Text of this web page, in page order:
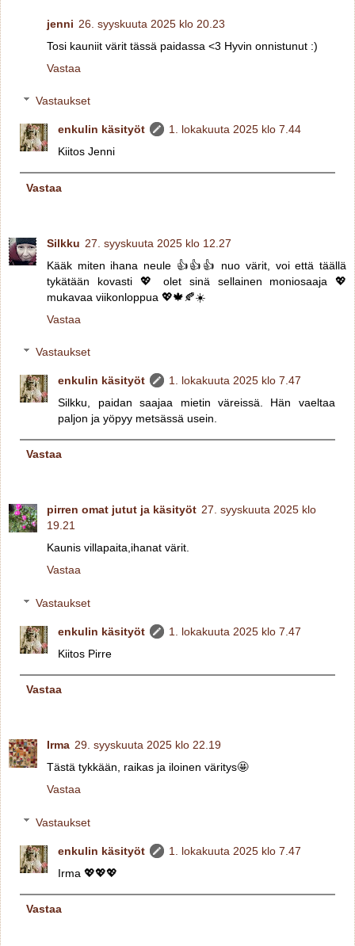
jenni 26. syyskuuta 2025 klo 20.23
Tosi kauniit värit tässä paidassa <3 Hyvin onnistunut :)
Vastaa
Vastaukset
enkulin käsityöt
1. lokakuuta 2025 klo 7.44
Kiitos Jenni
Vastaa
Silkku 27. syyskuuta 2025 klo 12.27
Kääk miten ihana neule 👍👍👍 nuo värit, voi että täällä
tykätään kovasti 💖 olet sinä sellainen moniosaaja 💖
mukavaa viikonloppua 💖🍁🍂☀️
Vastaa
Vastaukset
enkulin käsityöt
1. lokakuuta 2025 klo 7.47
Silkku, paidan saajaa mietin väreissä. Hän vaeltaa
paljon ja yöpyy metsässä usein.
Vastaa
pirren omat jutut ja käsityöt 27. syyskuuta 2025 klo
19.21
Kaunis villapaita,ihanat värit.
Vastaa
Vastaukset
enkulin käsityöt
1. lokakuuta 2025 klo 7.47
Kiitos Pirre
Vastaa
Irma 29. syyskuuta 2025 klo 22.19
Tästä tykkään, raikas ja iloinen väritys🤩
Vastaa
Vastaukset
enkulin käsityöt
1. lokakuuta 2025 klo 7.47
Irma 💖💖💖
Vastaa